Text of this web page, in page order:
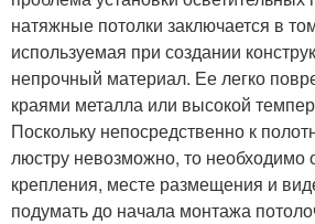
натяжные потолки заключается в
используемая при создании
непрочный материал. Ее легко
краями металла или высокой
Поскольку непосредственно к
люстру невозможно, то необходимо
крепления, месте размещения и
подумать до начала монтажа